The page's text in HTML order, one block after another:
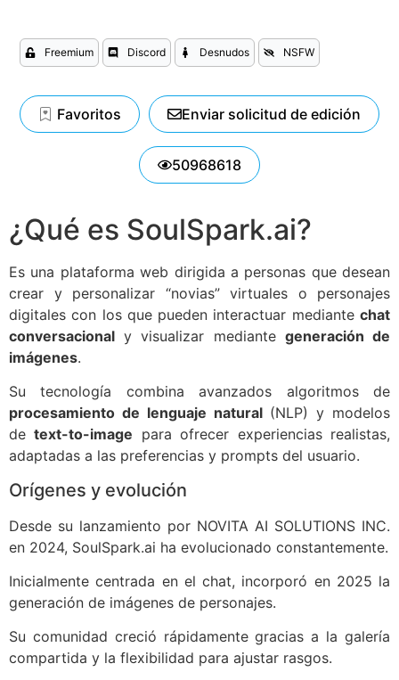
Freemium Discord Desnudos NSFW
Favoritos Enviar solicitud de edición
50968618
¿Qué es SoulSpark.ai?
Es una plataforma web dirigida a personas que desean
crear y personalizar “novias” virtuales o personajes
digitales con los que pueden interactuar mediante chat
conversacional y visualizar mediante generación de
imágenes.
Su tecnología combina avanzados algoritmos de
procesamiento de lenguaje natural(NLP) y modelos
detext-to-image para ofrecer experiencias realistas,
adaptadas a las preferencias y prompts del usuario.
Orígenes y evolución
Desde su lanzamiento por NOVITA AI SOLUTIONS INC.
en 2024, SoulSpark.ai ha evolucionado constantemente.
Inicialmente centrada en el chat, incorporó en 2025 la
generación de imágenes de personajes.
Su comunidad creció rápidamente gracias a la galería
compartida y la flexibilidad para ajustar rasgos.